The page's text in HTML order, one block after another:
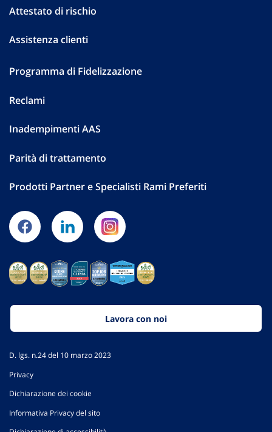
Attestato di rischio
Assistenza clienti
Programma di Fidelizzazione
Reclami
Inadempimenti AAS
Parità di trattamento
Prodotti Partner e Specialisti Rami Preferiti
Lavora con noi
D. lgs. n.24 del 10 marzo 2023
Privacy
Dichiarazione dei cookie
Informativa Privacy del sito